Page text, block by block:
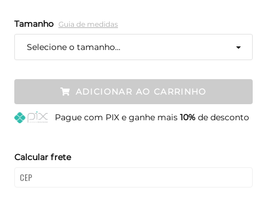
Tamanho Guia de medidas
Selecione o tamanho...
ADICIONAR AO CARRINHO
Pague com PIX e ganhe mais 10%de desconto
Calcular frete